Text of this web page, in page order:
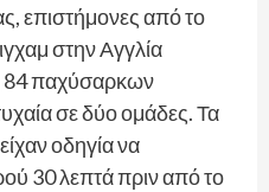
επιστήμονες από το
στην Αγγλία
84 παχύσαρκων
σε δύο ομάδες. Τα
οδηγία να
30 λεπτά πριν από το